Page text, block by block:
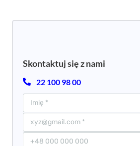
Skontaktuj się z nami
22 100 98 00